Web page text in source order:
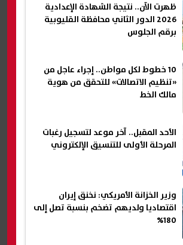
ظهرت الآن.. نتيجة الشهادة الإعدادية
2026 الدور الثاني محافظة القليوبية
برقم الجلوس
10 خطوط لكل مواطن.. إجراء عاجل من
«تنظيم الاتصالات» للتحقق من هوية
مالك الخط
الأحد المقبل.. آخر موعد لتسجيل رغبات
المرحلة الأولى للتنسيق الإلكتروني
وزير الخزانة الأمريكي: نخنق إيران
اقتصاديا ولديهم تضخم بنسبة تصل إلى
180%